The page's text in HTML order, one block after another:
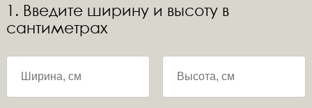
1. Введите ширину и высоту в
сантиметрах